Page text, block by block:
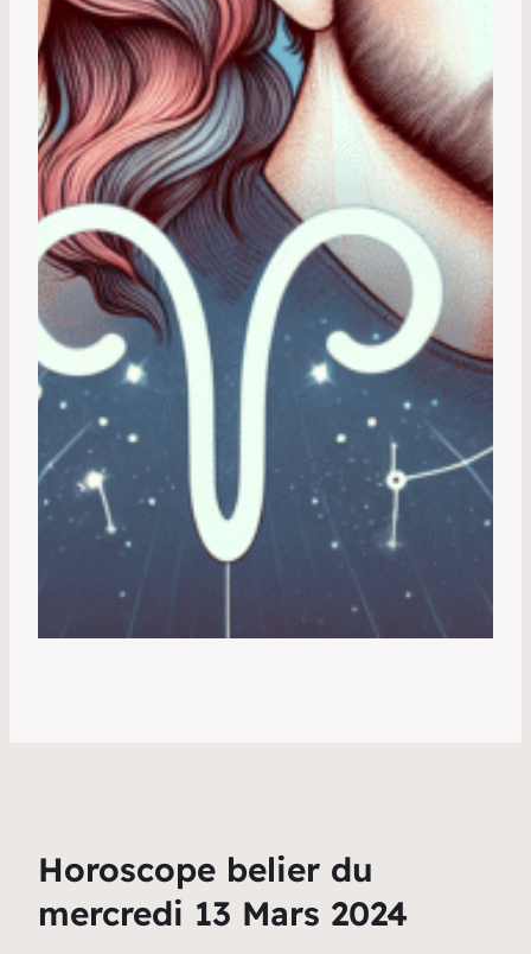
Horoscope belier du
mercredi 13 Mars 2024